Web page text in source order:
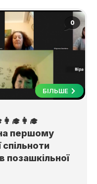
0
БІЛЬШЕ
першому
спільноти
позашкільної